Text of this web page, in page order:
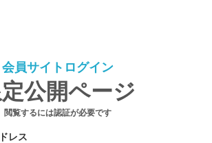
会員サイトログイン
定公開ページ
閲覧するには認証が必要です
レス